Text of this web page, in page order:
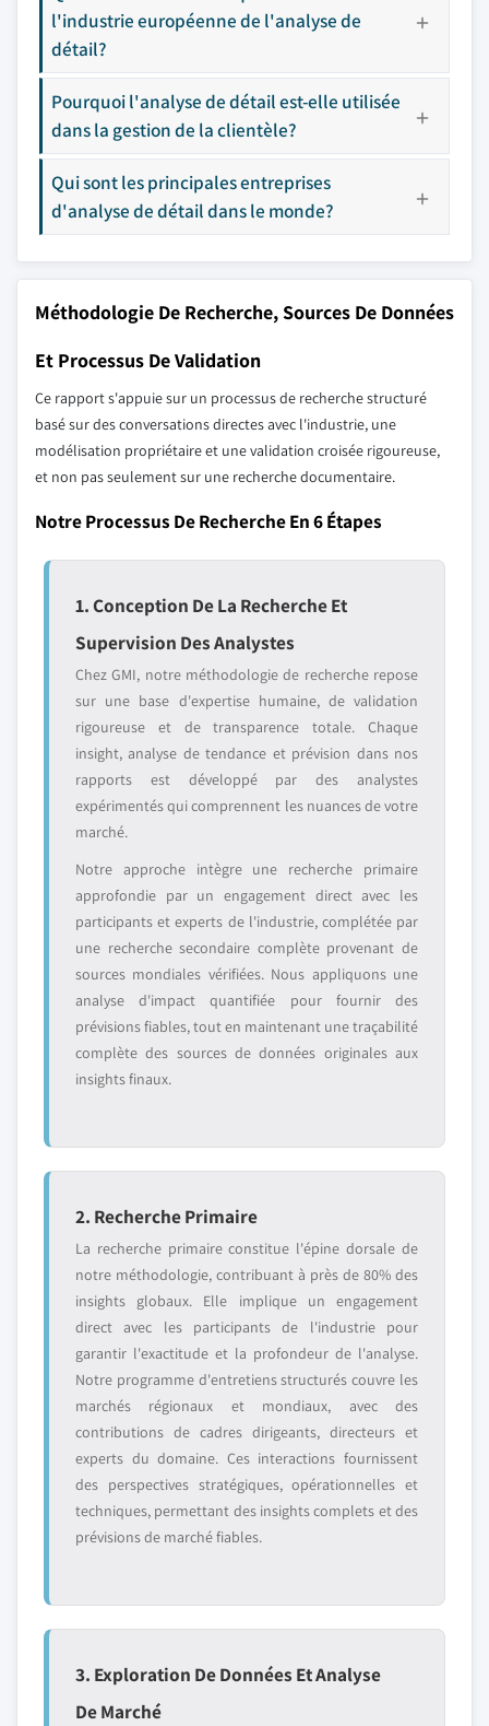
l'industrie européenne de l'analyse de
détail?
Pourquoi l'analyse de détail est-elle utilisée
dans la gestion de la clientèle?
Qui sont les principales entreprises
d'analyse de détail dans le monde?
Méthodologie De Recherche, Sources De Données
Et Processus De Validation
Ce rapport s'appuie sur un processus de recherche structuré
basé sur des conversations directes avec l'industrie, une
modélisation propriétaire et une validation croisée rigoureuse,
et non pas seulement sur une recherche documentaire.
Notre Processus De Recherche En 6 Étapes
1. Conception De La Recherche Et
Supervision Des Analystes
Chez GMI, notre méthodologie de recherche repose
sur une base d'expertise humaine, de validation
rigoureuse et de transparence totale. Chaque
insight, analyse de tendance et prévision dans nos
rapports est développé par des analystes
expérimentés qui comprennent les nuances de votre
marché.
Notre approche intègre une recherche primaire
approfondie par un engagement direct avec les
participants et experts de l'industrie, complétée par
une recherche secondaire complète provenant de
sources mondiales vérifiées. Nous appliquons une
analyse d'impact quantifiée pour fournir des
prévisions fiables, tout en maintenant une traçabilité
complète des sources de données originales aux
insights finaux.
2. Recherche Primaire
La recherche primaire constitue l'épine dorsale de
notre méthodologie, contribuant à près de 80% des
insights globaux. Elle implique un engagement
direct avec les participants de l'industrie pour
garantir l'exactitude et la profondeur de l'analyse.
Notre programme d'entretiens structurés couvre les
marchés régionaux et mondiaux, avec des
contributions de cadres dirigeants, directeurs et
experts du domaine. Ces interactions fournissent
des perspectives stratégiques, opérationnelles et
techniques, permettant des insights complets et des
prévisions de marché fiables.
3. Exploration De Données Et Analyse
De Marché